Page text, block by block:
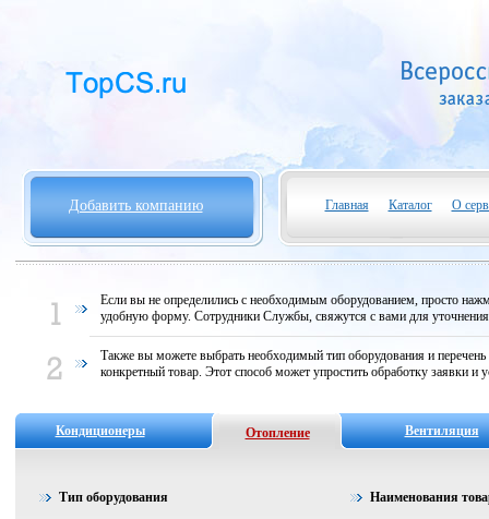
Добавить компанию Главная Каталог О
Если вы не определились с необходимым оборудованием, просто
удобную форму. Сотрудники Службы, свяжутся с вами для
Также вы можете выбрать необходимый тип оборудования и
конкретный товар. Этот способ может упростить обработку заявки и
Кондиционеры Отопление Вентиляция
Тип оборудования Наименования